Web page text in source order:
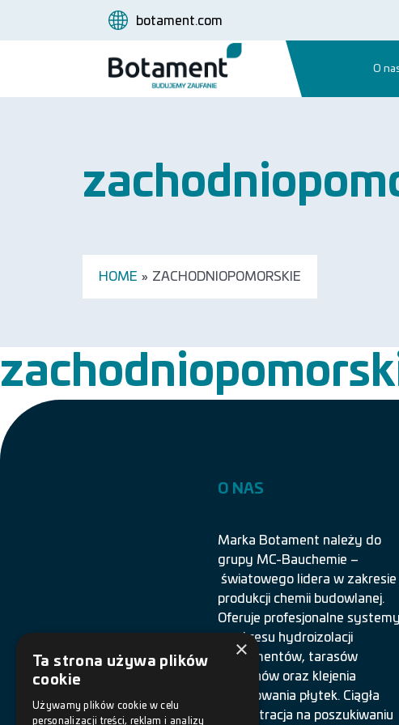
botament.com
O
HOME » ZACHODNIOPOMORSKIE
O NAS
Marka Botament należy do
grupy MC-Bauchemie –
światowego lidera w zakresie
produkcji chemii budowlanej.
Oferuje profesjonalne systemy
z zakresu hydroizolacji
fundamentów, tarasów
i balkonów oraz klejenia
i spoinowania płytek. Ciągła
koncentracja na poszukiwaniu
×
Ta strona używa plików
cookie
Używamy plików cookie w celu
personalizacji treści, reklam i analizy